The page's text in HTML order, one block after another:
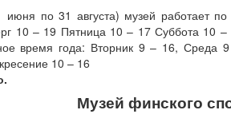
по 31 августа) музей работает
10 – 19 Пятница 10 – 17 Суббота 10
время года: Вторник 9 – 16,
10 – 16
Музей финского